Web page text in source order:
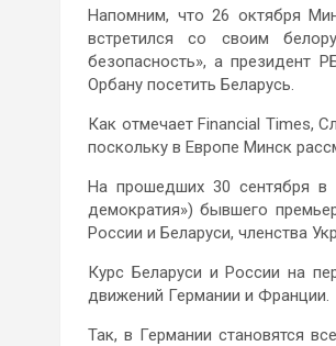
Напомним, что 26 октября
встретился со своим
безопасность», а президент
Орбану посетить Беларусь.
Как отмечает Financial Times,
поскольку в Европе Минск
На прошедших 30 сентября в
демократия») бывшего
России и Беларуси, членства
Курс Беларуси и России на
движений Германии и Франции.
Так, в Германии становятся